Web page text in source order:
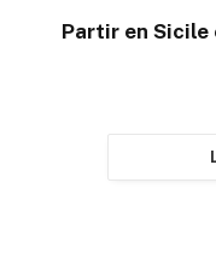
Partir en Sicile